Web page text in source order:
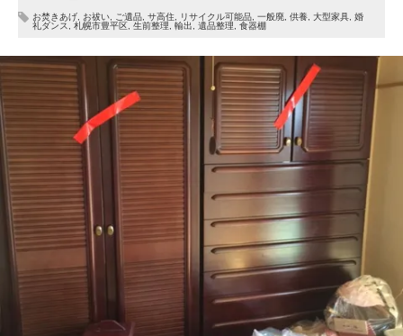
お焚きあげ, お祓い, ご遺品, サ高住, リサイクル可能品, 一般廃, 供養, 大型家具, 婚
礼ダンス, 札幌市豊平区, 生前整理, 輸出, 遺品整理, 食器棚